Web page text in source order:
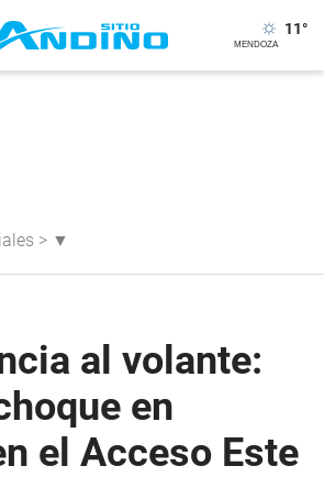
11°
> ▼
al volante:
en
el Acceso Este